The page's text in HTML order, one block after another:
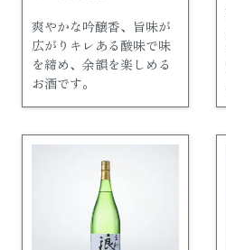
爽やかな吟醸香、旨味が
広がりキレある酸味で味
を締め、余韻を楽しめる
お酒です。